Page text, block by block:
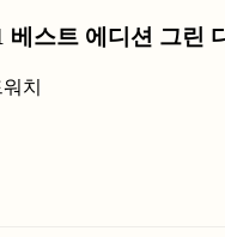
스트 에디션 그린
치